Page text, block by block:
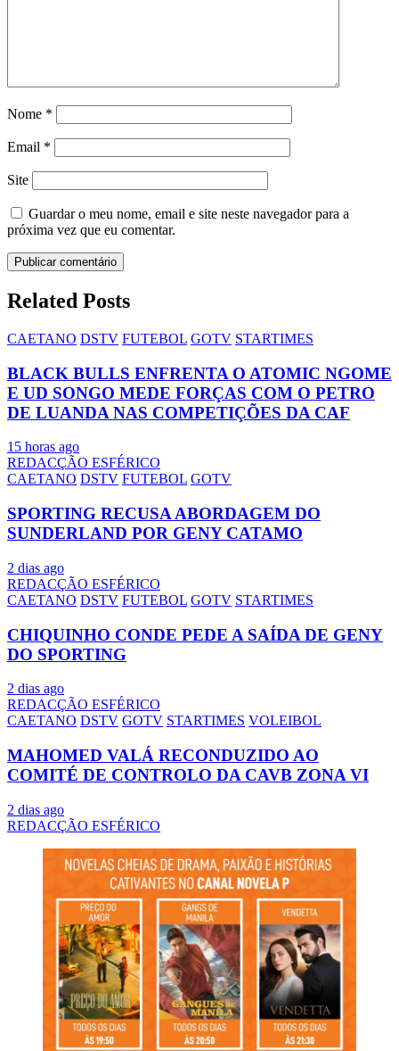
Nome *
Email *
Site
Guardar o meu nome, email e site neste navegador para a
próxima vez que eu comentar.
Related Posts
CAETANO DSTV FUTEBOL GOTV STARTIMES
BLACK BULLS ENFRENTA O ATOMIC NGOME
E UD SONGO MEDE FORÇAS COM O PETRO
DE LUANDA NAS COMPETIÇÕES DA CAF
15 horas ago
REDACÇÃO ESFÉRICO
CAETANO DSTV FUTEBOL GOTV
SPORTING RECUSA ABORDAGEM DO
SUNDERLAND POR GENY CATAMO
2 dias ago
REDACÇÃO ESFÉRICO
CAETANO DSTV FUTEBOL GOTV STARTIMES
CHIQUINHO CONDE PEDE A SAÍDA DE GENY
DO SPORTING
2 dias ago
REDACÇÃO ESFÉRICO
CAETANO DSTV GOTV STARTIMES VOLEIBOL
MAHOMED VALÁ RECONDUZIDO AO
COMITÉ DE CONTROLO DA CAVB ZONA VI
2 dias ago
REDACÇÃO ESFÉRICO